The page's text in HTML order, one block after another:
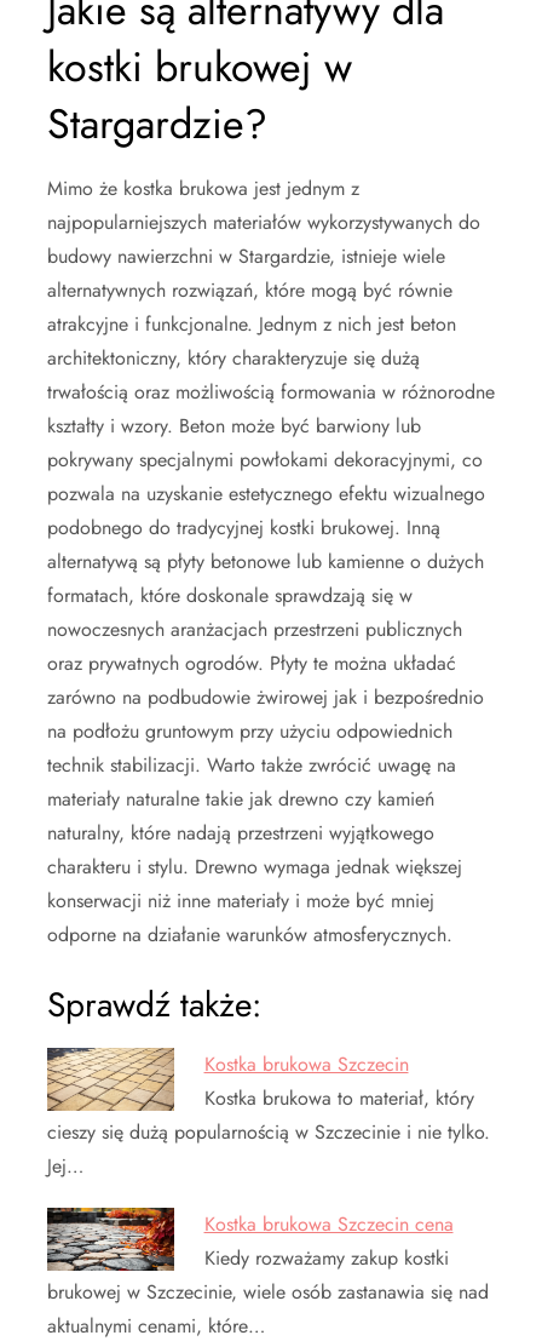
kostki brukowej w
Stargardzie?
Mimo że kostka brukowa jest jednym z
najpopularniejszych materiałów wykorzystywanych do
budowy nawierzchni w Stargardzie, istnieje wiele
alternatywnych rozwiązań, które mogą być równie
atrakcyjne i funkcjonalne. Jednym z nich jest beton
architektoniczny, który charakteryzuje się dużą
trwałością oraz możliwością formowania w różnorodne
kształty i wzory. Beton może być barwiony lub
pokrywany specjalnymi powłokami dekoracyjnymi, co
pozwala na uzyskanie estetycznego efektu wizualnego
podobnego do tradycyjnej kostki brukowej. Inną
alternatywą są płyty betonowe lub kamienne o dużych
formatach, które doskonale sprawdzają się w
nowoczesnych aranżacjach przestrzeni publicznych
oraz prywatnych ogrodów. Płyty te można układać
zarówno na podbudowie żwirowej jak i bezpośrednio
na podłożu gruntowym przy użyciu odpowiednich
technik stabilizacji. Warto także zwrócić uwagę na
materiały naturalne takie jak drewno czy kamień
naturalny, które nadają przestrzeni wyjątkowego
charakteru i stylu. Drewno wymaga jednak większej
konserwacji niż inne materiały i może być mniej
odporne na działanie warunków atmosferycznych.
Sprawdź także:
Kostka brukowa Szczecin
Kostka brukowa to materiał, który
cieszy się dużą popularnością w Szczecinie i nie tylko.
Jej…
Kostka brukowa Szczecin cena
Kiedy rozważamy zakup kostki
brukowej w Szczecinie, wiele osób zastanawia się nad
aktualnymi cenami, które…